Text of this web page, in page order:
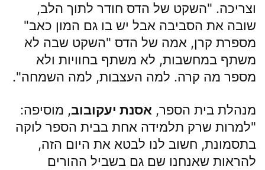
וצריכה. "השקט של הדס חודר לתוך הלב,
שובה את הסביבה אבל יש בו גם המון כאב"
מספרת קרן, אמה של הדס "השקט שבה לא
משתף במחשבות, לא משתף בחוויות ולא
מספר מה קרה. למה העצבות, למה השמחה".
מנהלת בית הספר, אסנת יעקובוב, מוסיפה:
"למרות שרק תלמידה אחת בבית הספר לוקה
בתסמונת, חשוב לנו לבטא את היום הזה,
להראות שאנחנו שם גם בשביל ההורים